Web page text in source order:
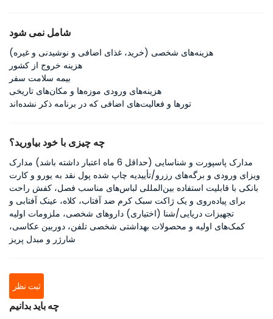
شامل نمی شود
هزینه‌های شخصی (خرید، غذای اضافی و نوشیدنی و غیره)
هزینه خروج از کشور
بیمه سلامت سفر
هزینه‌های ورودی موزه‌ها و مکان‌های تاریخی
تورها و فعالیت‌های اضافی که در برنامه ذکر نشده‌اند
چه چیزی با خود بیاورید؟
مدارک پاسپورت و شناسایی (حداقل 6 ماه اعتبار داشته باشد) مدارک
ویزای ورودی و برگه‌های رزرو/تأییدیه چاپ شده پول نقد به یورو و کارت
بانکی با قابلیت استفاده بین‌المللی لباس‌های مناسب فصل، کفش راحت
برای پیاده‌روی و یک ژاکت سبک کرم ضد آفتاب، کلاه، عینک آفتابی و
تجهیزات دریایی/شنا (اختیاری) داروهای شخصی، ملزومات اولیه
کمک‌های اولیه و محصولات بهداشتی شخصی تلفن، دوربین عکاسی،
شارژر و مبدل پریز
ثبت نظر
چه باید بدانیم